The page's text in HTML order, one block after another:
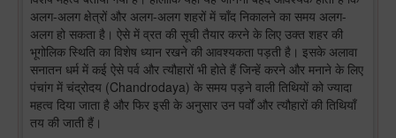
अलग-अलग क्षेत्रों और अलग-अलग शहरों में चाँद निकालने का समय अलग-
अलग हो सकता है। ऐसे में व्रत की सूची तैयार करने के लिए उक्त शहर की
भूगोलिक स्थिति का विशेष ध्यान रखने की आवश्यकता पड़ती है। इसके अलावा
सनातन धर्म में कई ऐसे पर्व और त्यौहारों भी होते हैं जिन्हें करने और मनाने के लिए
पंचांग में चंद्रोदय (Chandrodaya) के समय पड़ने वाली तिथियों को ज्यादा
महत्व दिया जाता है और फिर इसी के अनुसार उन पर्वों और त्यौहारों की तिथियाँ
तय की जाती हैं।